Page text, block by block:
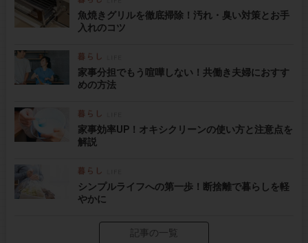
魚焼きグリルを徹底掃除！汚れ・臭い対策とお手
入れのコツ
家事分担でもう喧嘩しない！共働き夫婦におすす
めの方法
家事効率UP！オキシクリーンの使い方と注意点を
解説
シンプルライフへの第一歩！断捨離で暮らしを軽
やかに
記事の一覧